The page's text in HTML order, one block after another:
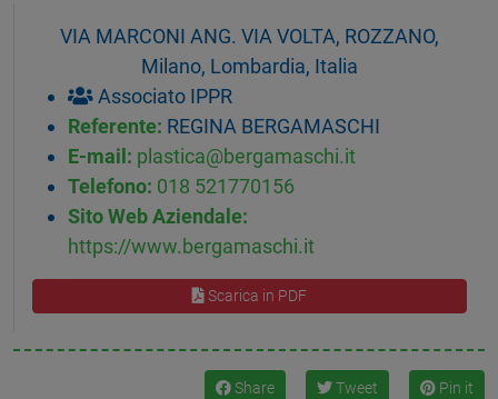
VIA MARCONI ANG. VIA VOLTA, ROZZANO,
Milano, Lombardia, Italia
Associato IPPR
Referente: REGINA BERGAMASCHI
E-mail: plastica@bergamaschi.it
Telefono: 018 521770156
Sito Web Aziendale:
https://www.bergamaschi.it
Scarica in PDF
Share Tweet Pin it